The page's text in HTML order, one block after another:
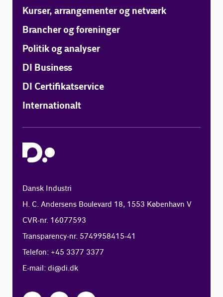
Kurser, arrangementer og netværk
Brancher og foreninger
Politik og analyser
DI Business
DI Certifikatservice
Internationalt
Dansk Industri
H. C. Andersens Boulevard 18, 1553 København V
CVR-nr. 16077593
Transparency-nr. 5749958415-41
Telefon: +45 3377 3377
E-mail:di@di.dk